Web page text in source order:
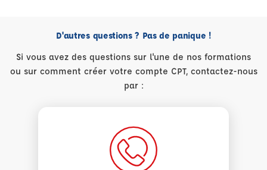
D'autres questions ? Pas de panique !
Si vous avez des questions sur l'une de nos formations
ou sur comment créer votre compte CPT, contactez-nous
par :